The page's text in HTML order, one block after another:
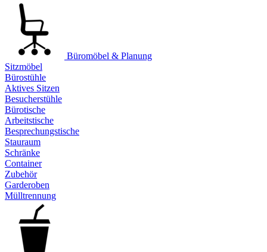
Büromöbel & Planung
Sitzmöbel
Bürostühle
Aktives Sitzen
Besucherstühle
Bürotische
Arbeitstische
Besprechungstische
Stauraum
Schränke
Container
Zubehör
Garderoben
Mülltrennung